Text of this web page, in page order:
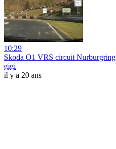
10:29
Skoda O1 VRS circuit Nurburgring
gigi
il y a 20 ans